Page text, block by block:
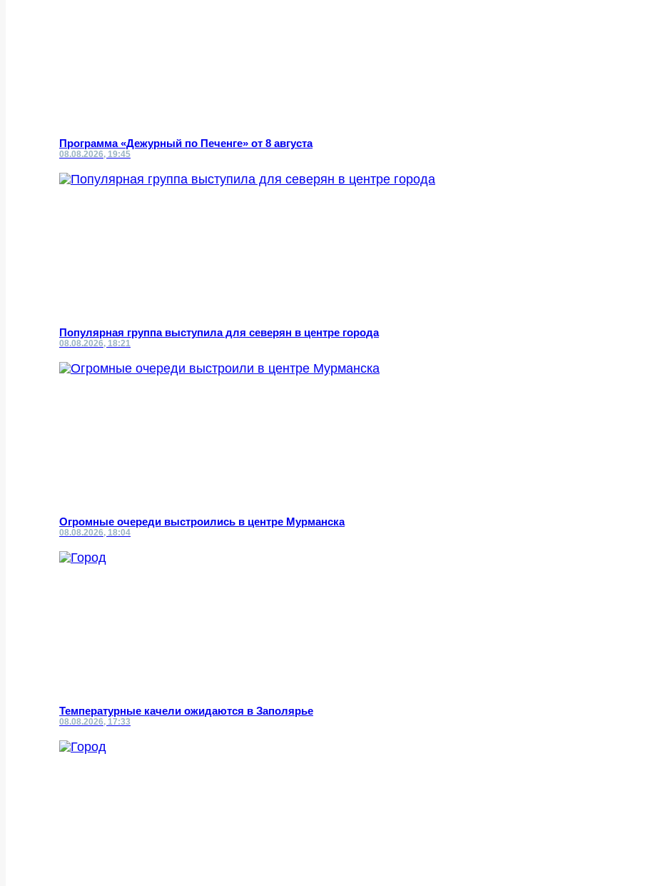
Программа «Дежурный по Печенге» от 8 августа
08.08.2026, 19:45
Популярная группа выступила для северян в центре города
08.08.2026, 18:21
Огромные очереди выстроились в центре Мурманска
08.08.2026, 18:04
Температурные качели ожидаются в Заполярье
08.08.2026, 17:33